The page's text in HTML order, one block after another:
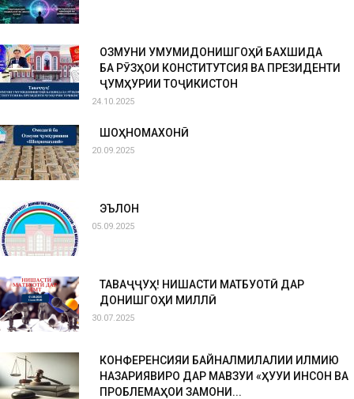
ОЗМУНИ УМУМИДОНИШГОҲӢ БАХШИДА
БА РӮЗҲОИ КОНСТИТУТСИЯ ВА ПРЕЗИДЕНТИ
ҶУМҲУРИИ ТОҶИКИСТОН
24.10.2025
ШОҲНОМАХОНӢ
20.09.2025
ЭЪЛОН
05.09.2025
ТАВАҶҶУҲ! НИШАСТИ МАТБУОТӢ ДАР
ДОНИШГОҲИ МИЛЛӢ
30.07.2025
КОНФЕРЕНСИЯИ БАЙНАЛМИЛАЛИИ ИЛМИЮ
НАЗАРИЯВИРО ДАР МАВЗУИ «ҲУҚУҚИ ИНСОН ВА
ПРОБЛЕМАҲОИ ЗАМОНИ...